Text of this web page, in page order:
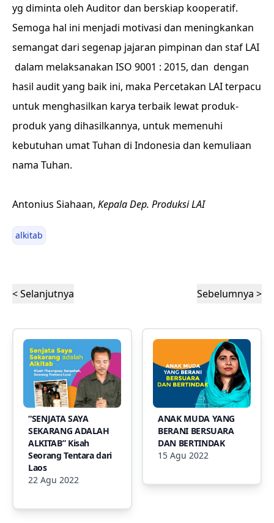
yg diminta oleh Auditor dan berskiap kooperatif.
Semoga hal ini menjadi motivasi dan meningkankan
semangat dari segenap jajaran pimpinan dan staf LAI
dalam melaksanakan ISO 9001 : 2015, dan dengan
hasil audit yang baik ini, maka Percetakan LAI terpacu
untuk menghasilkan karya terbaik lewat produk-
produk yang dihasilkannya, untuk memenuhi
kebutuhan umat Tuhan di Indonesia dan kemuliaan
nama Tuhan.
Antonius Siahaan, Kepala Dep. Produksi LAI
alkitab
< Selanjutnya Sebelumnya >
“SENJATA SAYA
SEKARANG ADALAH
ALKITAB” Kisah
Seorang Tentara dari
Laos
22 Agu 2022
ANAK MUDA YANG
BERANI BERSUARA
DAN BERTINDAK
15 Agu 2022